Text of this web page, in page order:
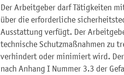
Der Arbeitgeber darf Tätigkeiten
über die erforderliche
Ausstattung verfügt. Der
technische Schutzmaßnahmen zu
verhindert oder minimiert wird.
nach Anhang I Nummer 3.3 der